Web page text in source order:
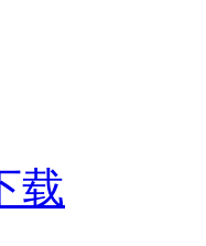
载